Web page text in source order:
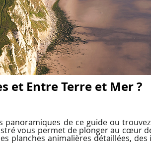
et Entre Terre et Mer ?
panoramiques de ce guide ou
vous permet de plonger au cœur
planches animalières détaillées,